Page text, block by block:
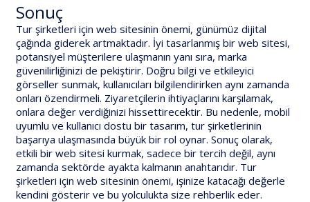
Sonuç
Tur şirketleri için web sitesinin önemi, günümüz dijital
çağında giderek artmaktadır. İyi tasarlanmış bir web sitesi,
potansiyel müşterilere ulaşmanın yanı sıra, marka
güvenilirliğinizi de pekiştirir. Doğru bilgi ve etkileyici
görseller sunmak, kullanıcıları bilgilendirirken aynı zamanda
onları özendirmeli. Ziyaretçilerin ihtiyaçlarını karşılamak,
onlara değer verdiğinizi hissettirecektir. Bu nedenle, mobil
uyumlu ve kullanıcı dostu bir tasarım, tur şirketlerinin
başarıya ulaşmasında büyük bir rol oynar. Sonuç olarak,
etkili bir web sitesi kurmak, sadece bir tercih değil, aynı
zamanda sektörde ayakta kalmanın anahtarıdır. Tur
şirketleri için web sitesinin önemi, işinize katacağı değerle
kendini gösterir ve bu yolculukta size rehberlik eder.